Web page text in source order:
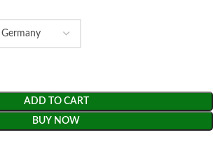
ADD TO CART
BUY NOW